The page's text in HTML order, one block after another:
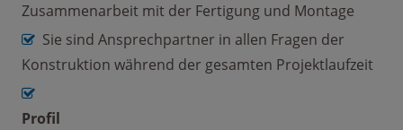
Zusammenarbeit mit der Fertigung und Montage
Sie sind Ansprechpartner in allen Fragen der
Konstruktion während der gesamten Projektlaufzeit
Profil